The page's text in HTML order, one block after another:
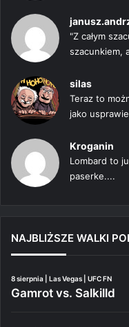
"Z całym
szacunkiem,
silas
Teraz to
jako
Kroganin
Lombard to
paserke....
NAJBLIŻSZE WALKI
8 sierpnia | Las Vegas | UFC FN
Gamrot vs. Salkilld